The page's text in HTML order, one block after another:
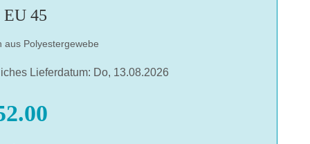
45
aus Polyestergewebe
Lieferdatum: Do, 13.08.2026